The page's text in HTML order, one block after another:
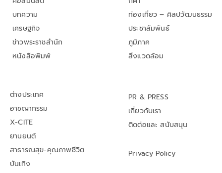
บทความ
เศรษฐกิจ
ข่าวพระราชสำนัก
หนังสือพิมพ์
ท่องเที่ยว – ศิลปวัฒนธรรม
ประชาสัมพันธ์
ภูมิภาค
สิ่งแวดล้อม
ต่างประเทศ
อาชญากรรม
X-CITE
ยานยนต์
สาธารณสุข-คุณภาพชีวิต
บันเทิง
PR & PRESS
เกี่ยวกับเรา
ติดต่อและ สนับสนุน
Privacy Policy